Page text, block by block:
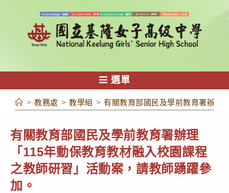
容
選單
> 教務處 > 教學組 > 有關教育部國民及學前教育署辦理
有關教育部國民及學前教育署辦理
「115年動保教育教材融入校園課程
之教師研習」活動案，請教師踴躍參
加。